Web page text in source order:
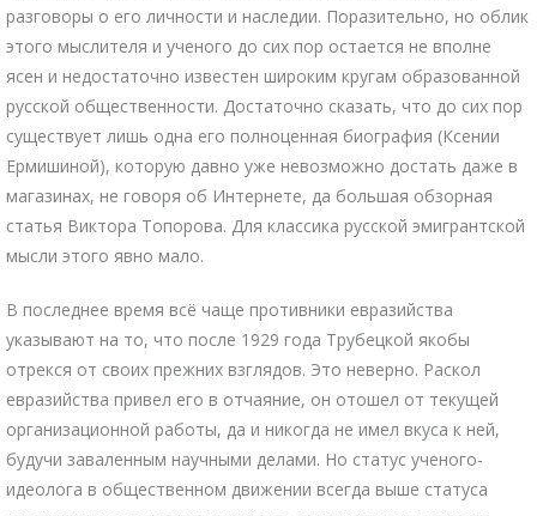
разговоры о его личности и наследии. Поразительно, но облик
этого мыслителя и ученого до сих пор остается не вполне
ясен и недостаточно известен широким кругам образованной
русской общественности. Достаточно сказать, что до сих пор
существует лишь одна его полноценная биография (Ксении
Ермишиной), которую давно уже невозможно достать даже в
магазинах, не говоря об Интернете, да большая обзорная
статья Виктора Топорова. Для классика русской эмигрантской
мысли этого явно мало.
В последнее время всё чаще противники евразийства
указывают на то, что после 1929 года Трубецкой якобы
отрекся от своих прежних взглядов. Это неверно. Раскол
евразийства привел его в отчаяние, он отошел от текущей
организационной работы, да и никогда не имел вкуса к ней,
будучи заваленным научными делами. Но статус ученого-
идеолога в общественном движении всегда выше статуса